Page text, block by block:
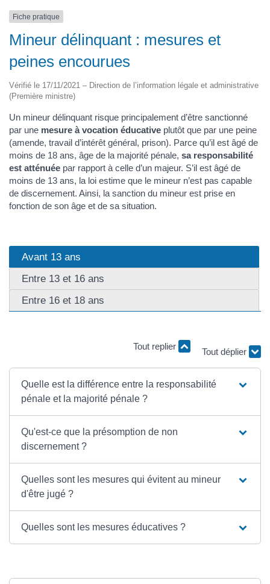
Fiche pratique
Mineur délinquant : mesures et
peines encourues
Vérifié le 17/11/2021 – Direction de l’information légale et administrative
(Première ministre)
Un mineur délinquant risque principalement d’être sanctionné
par une mesure à vocation éducative plutôt que par une peine
(amende, travail d’intérêt général, prison). Parce qu’il est âgé de
moins de 18 ans, âge de la majorité pénale, sa responsabilité
est atténuée par rapport à celle d’un majeur. S’il est âgé de
moins de 13 ans, la loi estime que le mineur n’est pas capable
de discernement. Ainsi, la sanction du mineur est prise en
fonction de son âge et de sa situation.
Avant 13 ans
Entre 13 et 16 ans
Entre 16 et 18 ans
Tout replier
Tout déplier
Quelle est la différence entre la responsabilité
pénale et la majorité pénale ?
Qu'est-ce que la présomption de non
discernement ?
Quelles sont les mesures qui évitent au mineur
d'être jugé ?
Quelles sont les mesures éducatives ?